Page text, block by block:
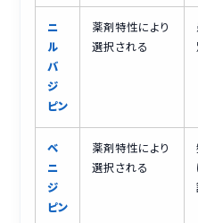
ニ
ル
バ
ジ
ピン
薬剤特性により
選択される
ベ
ニ
ジ
ピン
薬剤特性により
選択される